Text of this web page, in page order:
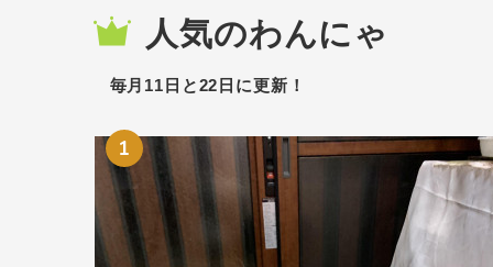
人気のわんにゃ
毎月11日と22日に更新！
1